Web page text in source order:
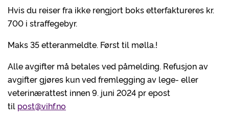
Hvis du reiser fra ikke rengjort boks etterfaktureres kr.
700 i straffegebyr.
Maks 35 etteranmeldte. Først til mølla.!
Alle avgifter må betales ved påmelding. Refusjon av
avgifter gjøres kun ved fremlegging av lege- eller
veterinærattest innen 9. juni 2024 pr epost
til post@vihf.no